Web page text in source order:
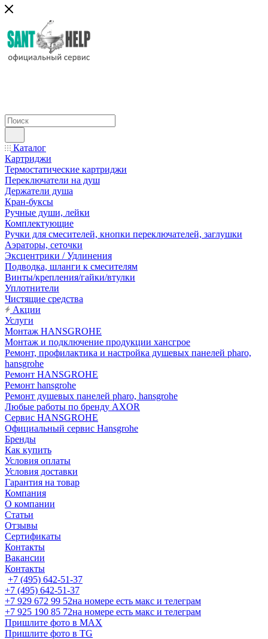
Каталог
Картриджи
Термостатические картриджи
Переключатели на душ
Держатели душа
Кран-буксы
Ручные души, лейки
Комплектующие
Ручки для смесителей, кнопки переключателей, заглушки
Аэраторы, сеточки
Эксцентрики / Удлинения
Подводка, шланги к смесителям
Винты/крепления/гайки/втулки
Уплотнители
Чистящие средства
Акции
Услуги
Монтаж HANSGROHE
Монтаж и подключение продукции хансгрое
Ремонт, профилактика и настройка душевых панелей pharo,
hansgrohe
Ремонт HANSGROHE
Ремонт hansgrohe
Ремонт душевых панелей pharo, hansgrohe
Любые работы по бренду AXOR
Сервис HANSGROHE
Официальный сервис Hansgrohe
Бренды
Как купить
Условия оплаты
Условия доставки
Гарантия на товар
Компания
О компании
Статьи
Отзывы
Сертификаты
Контакты
Вакансии
Контакты
+7 (495) 642-51-37
+7 (495) 642-51-37
+7 929 672 99 52на номере есть макс и телеграм
+7 925 190 85 72на номере есть макс и телеграм
Пришлите фото в MAX
Пришлите фото в TG